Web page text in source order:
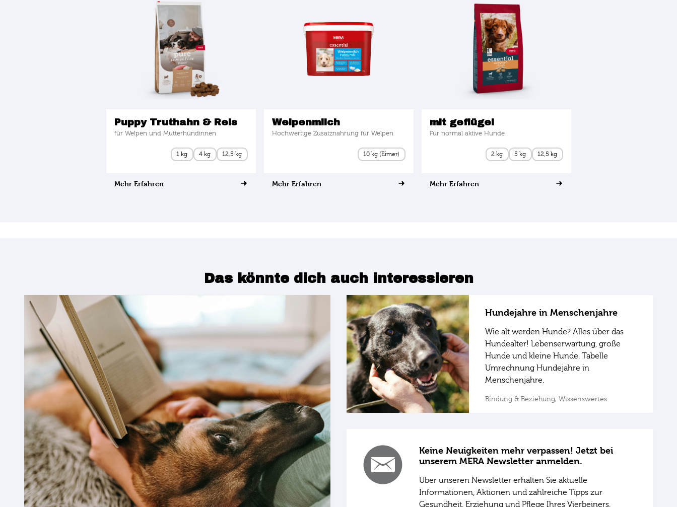
Puppy Truthahn & Reis
für Welpen und Mutterhündinnen
1 kg 4 kg 12,5 kg
Mehr Erfahren
Welpenmilch
Hochwertige Zusatznahrung für Welpen
10 kg (Eimer)
Mehr Erfahren
mit geflügel
Für normal aktive Hunde
2 kg 5 kg 12,5 kg
Mehr Erfahren
Das könnte dich auch interessieren
Hundejahre in Menschenjahre
Wie alt werden Hunde? Alles über das
Hundealter! Lebenserwartung, große
Hunde und kleine Hunde. Tabelle
Umrechnung Hundejahre in
Menschenjahre.
Bindung & Beziehung,Wissenswertes
Keine Neuigkeiten mehr verpassen! Jetzt bei
unserem MERA Newsletter anmelden.
Über unseren Newsletter erhalten Sie aktuelle
Informationen, Aktionen und zahlreiche Tipps zur
Gesundheit, Erziehung und Pflege Ihres Vierbeiners.